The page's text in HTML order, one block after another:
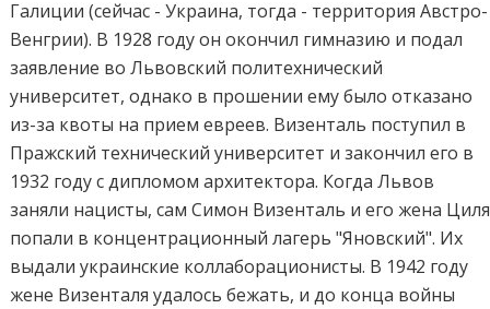
Галиции (сейчас - Украина, тогда - территория Австро-
Венгрии). В 1928 году он окончил гимназию и подал
заявление во Львовский политехнический
университет, однако в прошении ему было отказано
из-за квоты на прием евреев. Визенталь поступил в
Пражский технический университет и закончил его в
1932 году с дипломом архитектора. Когда Львов
заняли нацисты, сам Симон Визенталь и его жена Циля
попали в концентрационный лагерь "Яновский". Их
выдали украинские коллаборационисты. В 1942 году
жене Визенталя удалось бежать, и до конца войны